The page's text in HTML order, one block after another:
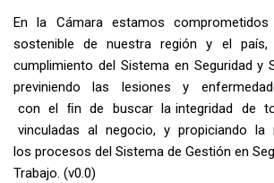
En la Cámara estamos
sostenible de nuestra región y el
cumplimiento del Sistema en Seguridad y
previniendo las lesiones y
con el ﬁn de buscar la integridad de
vinculadas al negocio, y propiciando la
los procesos del Sistema de Gestión en
Trabajo. (v0.0)